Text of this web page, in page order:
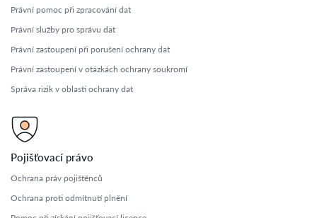
Právní pomoc při zpracování dat
Právní služby pro správu dat
Právní zastoupení při porušení ochrany dat
Právní zastoupení v otázkách ochrany soukromí
Správa rizik v oblasti ochrany dat
Pojišťovací právo
Ochrana práv pojištěnců
Ochrana proti odmítnutí plnění